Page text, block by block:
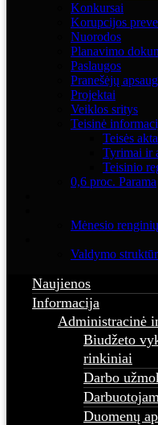
Konkursai
Korupcijos
Nuorodos
Planavimo
Paslaugos
Pranešėjų
Projektai
Veiklos sritys
Teisinė
Teisės
Tyrimai ir
Teisinio
0,6 proc. Parama
Mėnesio
Valdymo
Naujienos
Informacija
Administracinė
Biudžeto
rinkiniai
Darbo
Duomenų